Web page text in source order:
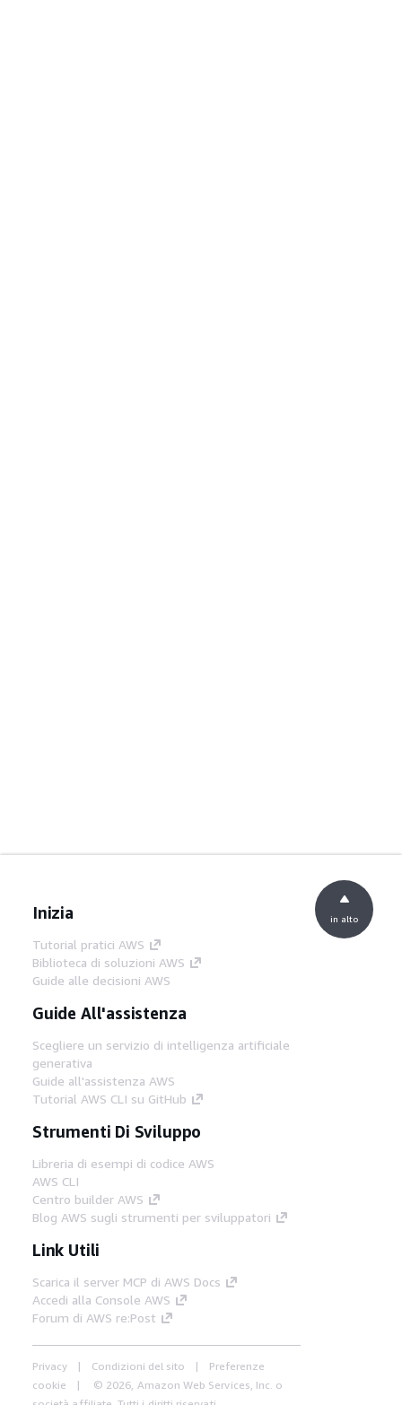
Inizia
Tutorial pratici AWS
Biblioteca di soluzioni AWS
Guide alle decisioni AWS
Guide All'assistenza
Scegliere un servizio di intelligenza artificiale
generativa
Guide all'assistenza AWS
Tutorial AWS CLI su GitHub
Strumenti Di Sviluppo
Libreria di esempi di codice AWS
AWS CLI
Centro builder AWS
Blog AWS sugli strumenti per sviluppatori
Link Utili
Scarica il server MCP di AWS Docs
Accedi alla Console AWS
Forum di AWS re:Post
Privacy Condizioni del sito
Preferenze
cookie
© 2026, Amazon Web Services, Inc. o
in alto